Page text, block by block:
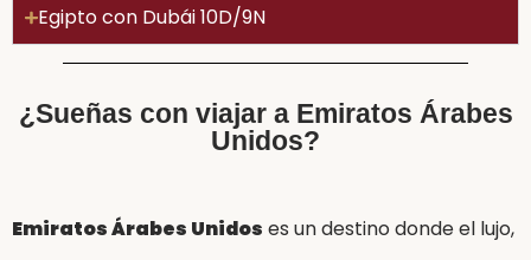
Egipto con Dubái 10D/9N
¿Sueñas con viajar a Emiratos Árabes
Unidos?
Emiratos Árabes Unidos es un destino donde el lujo,